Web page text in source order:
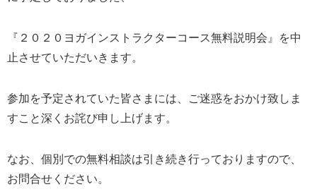
『２０２０ヨガインストラクターコース無料説明会』を中
止させていただいきます。
参加を予定されていた皆さまには、ご迷惑をおかけ致しま
すこと深くお詫び申し上げます。
なお、個別での無料相談は引き続き行っておりますので、
お問合せください。